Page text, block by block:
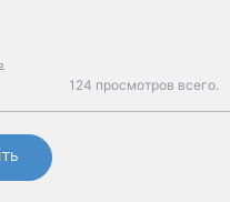
124 просмотров всего.